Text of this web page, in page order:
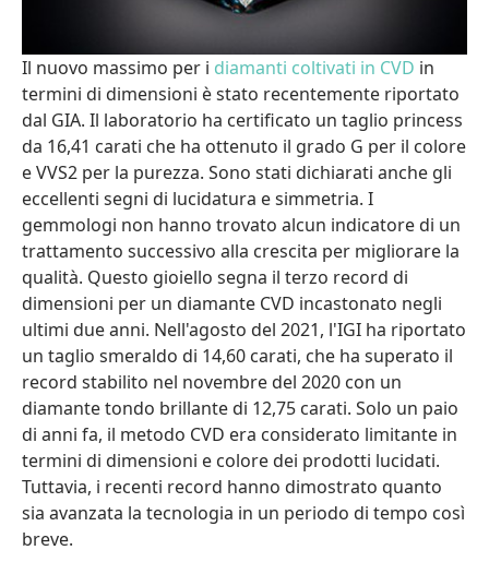
Il nuovo massimo per i diamanti coltivati in CVD in
termini di dimensioni è stato recentemente riportato
dal GIA. Il laboratorio ha certificato un taglio princess
da 16,41 carati che ha ottenuto il grado G per il colore
e VVS2 per la purezza. Sono stati dichiarati anche gli
eccellenti segni di lucidatura e simmetria. I
gemmologi non hanno trovato alcun indicatore di un
trattamento successivo alla crescita per migliorare la
qualità. Questo gioiello segna il terzo record di
dimensioni per un diamante CVD incastonato negli
ultimi due anni. Nell'agosto del 2021, l'IGI ha riportato
un taglio smeraldo di 14,60 carati, che ha superato il
record stabilito nel novembre del 2020 con un
diamante tondo brillante di 12,75 carati. Solo un paio
di anni fa, il metodo CVD era considerato limitante in
termini di dimensioni e colore dei prodotti lucidati.
Tuttavia, i recenti record hanno dimostrato quanto
sia avanzata la tecnologia in un periodo di tempo così
breve.